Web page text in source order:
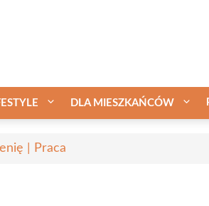
DLA MIESZKAŃCÓW
| Praca